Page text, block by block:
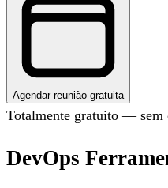
Agendar reunião gratuita
Totalmente gratuito — sem
DevOps